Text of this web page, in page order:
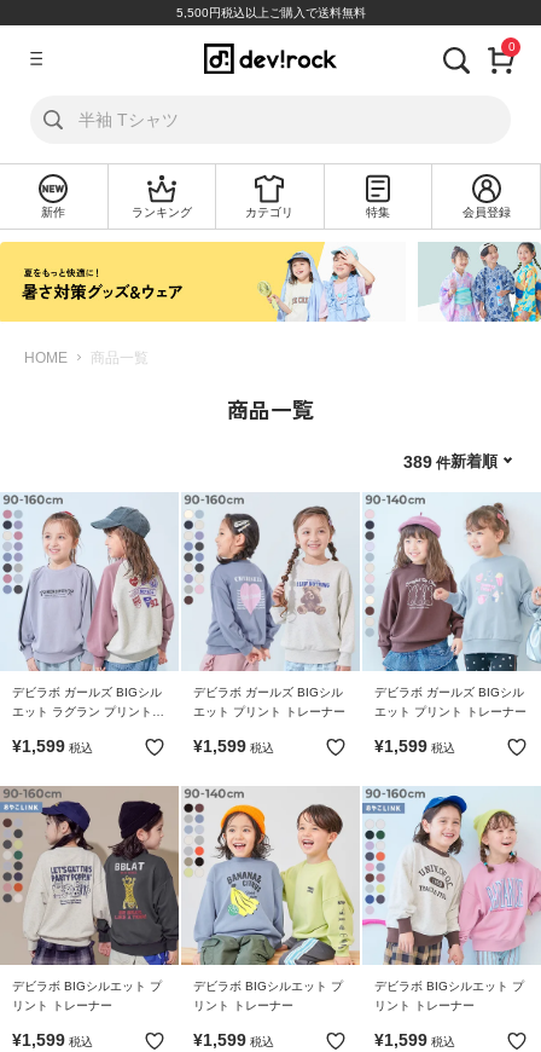
5,500円税込以上ご購入で送料無料
ロ
イ
ン
新
規
会
員
テ
リ
か
ら
探
す
ン
キ
ン
か
ら
探
す
新
作
0
新作 ランキング カテゴリ 特集 会員登録
HOME 商品一覧
商品一覧
新着順
389
デビラボ ガールズ BIGシル
エット ラグラン プリント
¥1,599 税込
デビラボ ガールズ BIGシル
エット プリント トレーナー
¥1,599 税込
デビラボ ガールズ BIGシル
エット プリント トレーナー
¥1,599 税込
デビラボ BIGシルエット プ
リント トレーナー
¥1,599 税込
デビラボ BIGシルエット プ
リント トレーナー
¥1,599 税込
デビラボ BIGシルエット プ
リント トレーナー
¥1,599 税込